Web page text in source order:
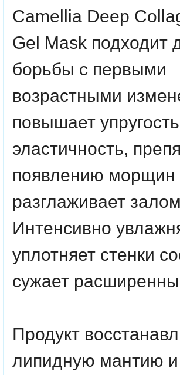
Camellia Deep
Gel Mask подходит
борьбы с первыми
возрастными
повышает
эластичность,
появлению морщин
разглаживает
Интенсивно
уплотняет стенки
сужает
Продукт
липидную мантию и